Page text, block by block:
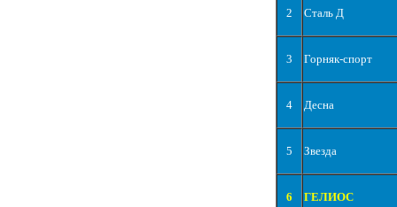
2 Сталь Д
3 Горняк-спорт
4 Десна
5 Звезда
6 ГЕЛИОС